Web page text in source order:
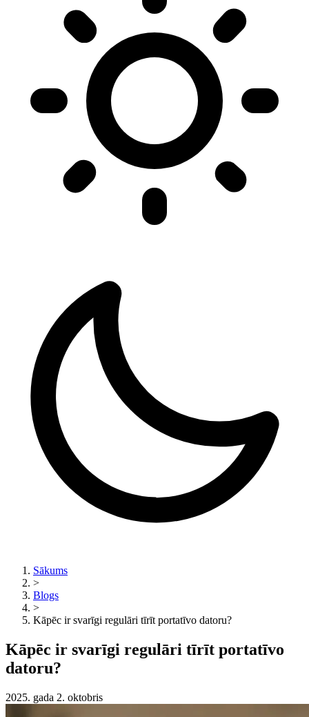
Sākums
>
Blogs
>
Kāpēc ir svarīgi regulāri tīrīt portatīvo datoru?
Kāpēc ir svarīgi regulāri tīrīt portatīvo
datoru?
2025. gada 2. oktobris